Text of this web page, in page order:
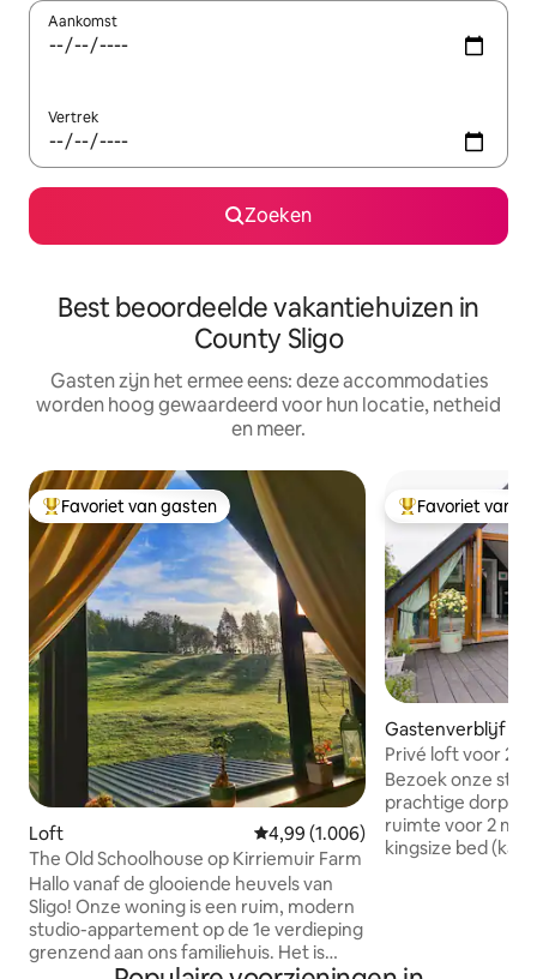
Aankomst
Vertrek
Zoeken
Best beoordeelde vakantiehuizen in
County Sligo
Gasten zijn het ermee eens: deze accommodaties
worden hoog gewaardeerd voor hun locatie, netheid
en meer.
Topfavoriet van gasten
Favoriet van gasten
Loft Gemiddelde beoordeling van
4,99 (1.006)
The Old Schoolhouse op Kirriemuir Farm
Hallo vanaf de glooiende heuvels van
Sligo! Onze woning is een ruim, modern
studio-appartement op de 1e verdieping
grenzend aan ons familiehuis. Het is
Topfavoriet van
Favoriet van
Gastenverblijf
Privé loft voor 2
ingang
Bezoek onze
prachtige dorp
ruimte voor 2
kingsize bed (kan
5 minuten lopen